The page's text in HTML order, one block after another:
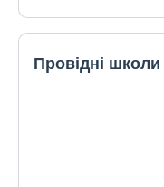
Провідні школи